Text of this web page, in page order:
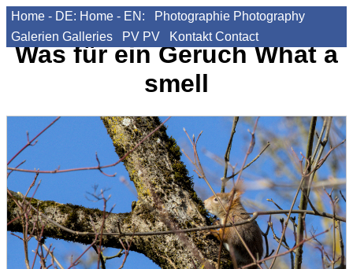
Home - DE: Home - EN: Photographie Photography
Galerien Galleries PV PV Kontakt Contact
Was für ein GeruchWhat a
smell